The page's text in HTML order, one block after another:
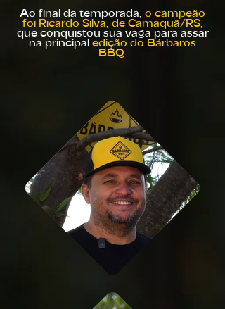
Ao final da temporada, o campeão
foi Ricardo Silva, de Camaquã/RS,
que conquistou sua vaga para assar
na principal edição do Bárbaros
BBQ.